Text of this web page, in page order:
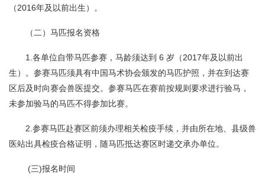
（2016年及以前出生）。
（二）马匹报名资格
1.各单位自带马匹参赛，马龄须达到 6 岁（2017年及以前出
生）。参赛马匹须具有中国马术协会颁发的马匹护照，并在到达赛
区后及时向赛会兽医提交。参赛马匹在赛前按规则要求进行验马，
未参加验马的马匹不得参加比赛。
2.参赛马匹赴赛区前须办理相关检疫手续，并由所在地、县级兽
医站出具检疫合格证明，随马匹抵达赛区时递交承办单位。
(三)报名时间